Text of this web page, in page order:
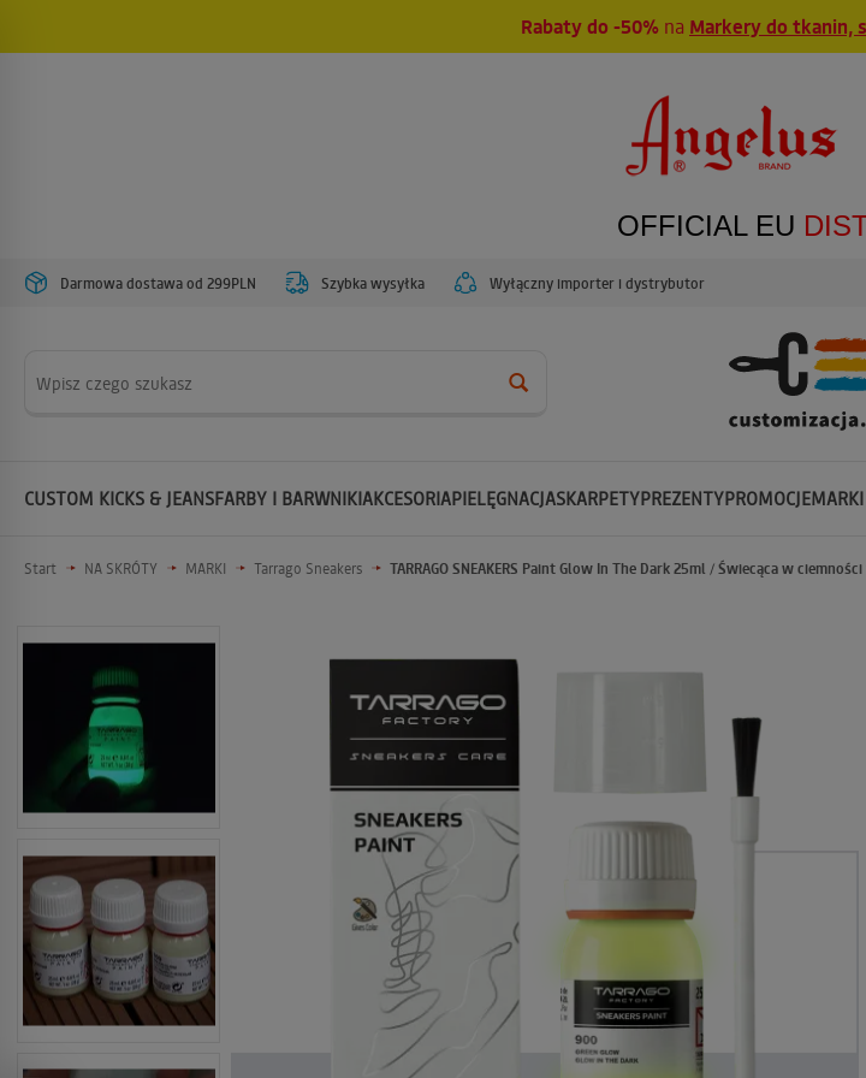
Rabaty do -50% na Markery do tkanin,
OFFICIAL EU
Darmowa dostawa od 299PLN Szybka wysyłka Wyłączny importer i dystrybutor
CUSTOM KICKS & JEANSFARBY I BARWNIKIAKCESORIAPIELĘGNACJASKARPETYPREZENTYPROMOCJEMARKI
Start NA SKRÓTY MARKI Tarrago Sneakers TARRAGO SNEAKERS Paint Glow In The Dark 25ml / Świecąca w